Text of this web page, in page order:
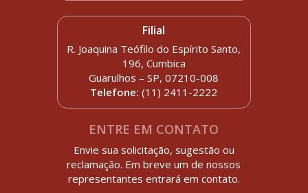
Filial
R. Joaquina Teófilo do Espírito Santo,
196, Cumbica
Guarulhos – SP, 07210-008
Telefone: (11) 2411-2222
ENTRE EM CONTATO
Envie sua solicitação, sugestão ou
reclamação. Em breve um de nossos
representantes entrará em contato.